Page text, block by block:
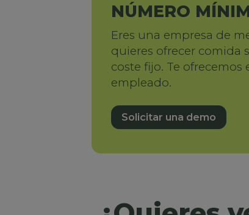
NÚMERO
Eres una empresa de
quieres ofrecer comida
coste fijo. Te ofrecemos
empleado.
Solicitar una demo